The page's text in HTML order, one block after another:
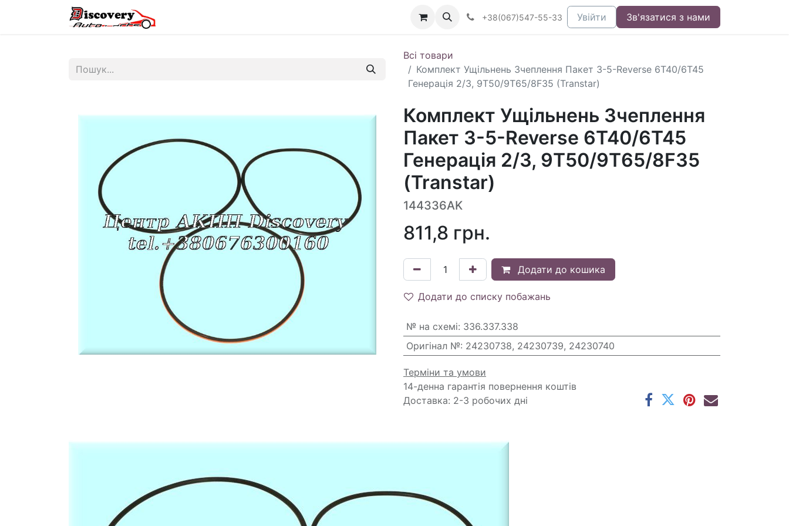
+38(067)547-55-33 Увійти Зв'язатися з нами
Всі товари
Комплект Ущільнень Зчеплення Пакет 3-5-Reverse 6T40/6T45
Генерація 2/3, 9T50/9T65/8F35 (Transtar)
Комплект Ущільнень Зчеплення
Пакет 3-5-Reverse 6T40/6T45
Генерація 2/3, 9T50/9T65/8F35
(Transtar)
144336AK
811,8 грн.
Додати до кошика
Додати до списку побажань
№ на схемі: 336.337.338
Оригінал №: 24230738, 24230739, 24230740
Терміни та умови
14-денна гарантія повернення коштів
Доставка: 2-3 робочих дні